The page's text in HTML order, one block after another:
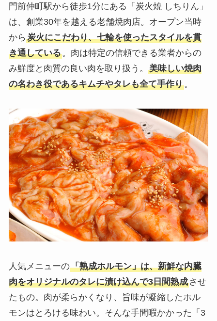
門前仲町駅から徒歩1分にある「炭火焼 しちりん」
は、創業30年を越える老舗焼肉店。オープン当時
から 炭火にこだわり、七輪を使ったスタイルを貫
き通している。肉は特定の信頼できる業者からの
み鮮度と肉質の良い肉を取り扱う。 美味しい焼肉
の名わき役であるキムチやタレも全て手作り。
人気メニューの「熟成ホルモン」は、新鮮な内臓
肉をオリジナルのタレに漬け込んで3日間熟成させ
たもの。肉が柔らかくなり、旨味が凝縮したホル
モンはとろける味わい。そんな手間暇かかった「3